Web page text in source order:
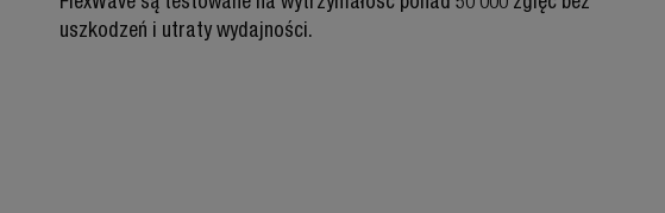
uszkodzeń i utraty wydajności.